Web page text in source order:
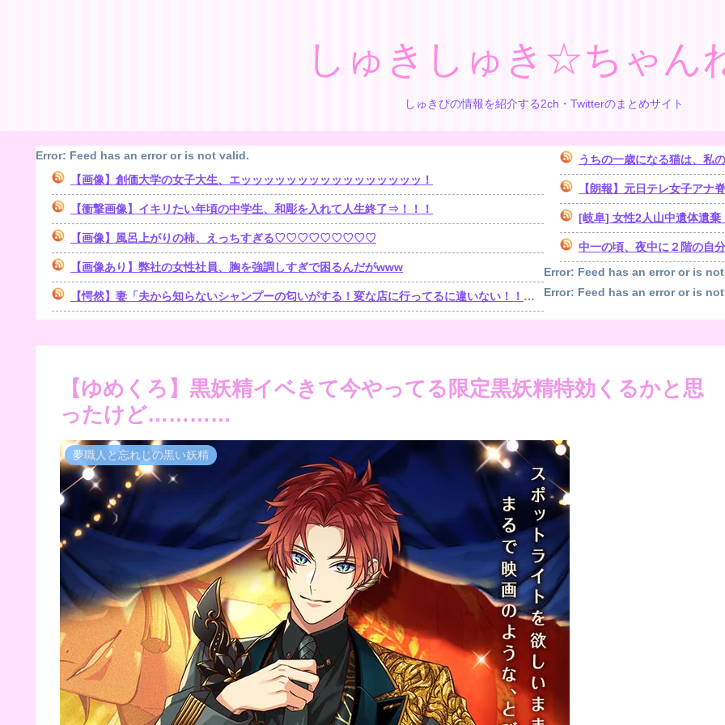
しゅきしゅき☆ちゃん
しゅきぴの情報を紹介する2ch・Twitterのまとめサイト
Error: Feed has an error or is not valid.
【画像】創価大学の女子大生、エッッッッッッッッッッッッッッッッ！
【衝撃画像】イキリたい年頃の中学生、和彫を入れて人生終了⇒！！！
【画像】風呂上がりの柿、えっちすぎる♡♡♡♡♡♡♡♡♡
【画像あり】弊社の女性社員、胸を強調しすぎで困るんだがwww
【愕然】妻「夫から知らないシャンプーの匂いがする！変な店に行ってるに違いない！！！」探偵「調べたところ･･･」⇒結果ｗｗ
うちの一歳になる猫は、私の
【朗報】元日テレ女子アナ
[岐阜] 女性2人山中遺体遺棄
中一の頃、夜中に２階の自分の
Error: Feed has an error or is
Error: Feed has an error or is
【ゆめくろ】黒妖精イベきて今やってる限定黒妖精特効くるかと思
ったけど…………
夢職人と忘れじの黒い妖精